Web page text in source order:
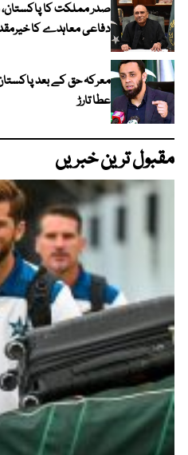
صدر مملکت کا
دفاعی معاہدے کا
معرکہ حق کے بعد
عطا تارڑ
مقبول ترین خبریں